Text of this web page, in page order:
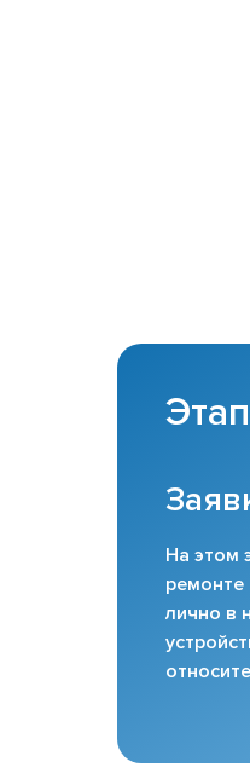
На этом
ремонте
лично в